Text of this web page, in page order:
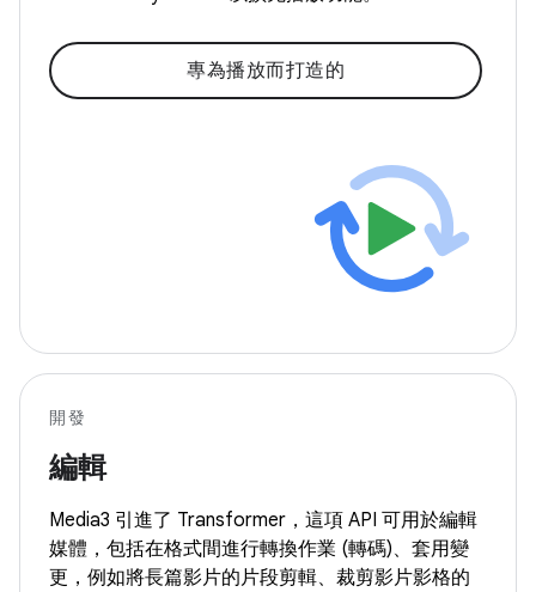
專為播放而打造的
開發
編輯
Media3 引進了 Transformer，這項 API 可用於編輯
媒體，包括在格式間進行轉換作業 (轉碼)、套用變
更，例如將長篇影片的片段剪輯、裁剪影片影格的